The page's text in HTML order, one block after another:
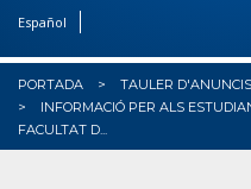
Español
PORTADA
TAULER D'ANUNCIS
INFORMACIÓ PER ALS
FACULTAT D...